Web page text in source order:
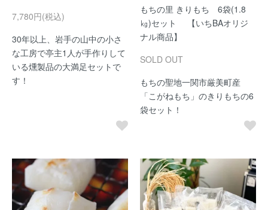
7,780円(税込)
30年以上、岩手の山中の小さ
な工房で亭主1人が手作りして
いる燻製品の大満足セットで
す！
もちの里 きりもち 6袋(1.8
㎏)セット 【いちBAオリジ
ナル商品】
SOLD OUT
もちの聖地一関市厳美町産
「こがねもち」のきりもちの6
袋セット！